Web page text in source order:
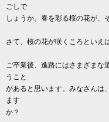
ごしで
しょうか。春を彩る桜の花が、
さて、桜の花が咲くころといえ
ご卒業後、進路にはさまざまな
うこと
があると思います。みなさんは
ます
か？